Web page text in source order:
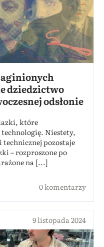
dziedzictwo
odsłonie
które
Niestety,
pozostaje
– rozproszone po
na [...]
0 komentarzy
9 listopada 2024